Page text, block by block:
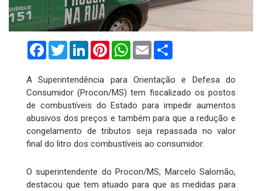
FacebookTwitterLinkedInPinterestWhatsApp
Email
A Superintendência para Orientação e Defesa do
Consumidor (Procon/MS) tem fiscalizado os postos
de combustíveis do Estado para impedir aumentos
abusivos dos preços e também para que a redução e
congelamento de tributos seja repassada no valor
final do litro dos combustíveis ao consumidor.
O superintendente do Procon/MS, Marcelo Salomão,
destacou que tem atuado para que as medidas para